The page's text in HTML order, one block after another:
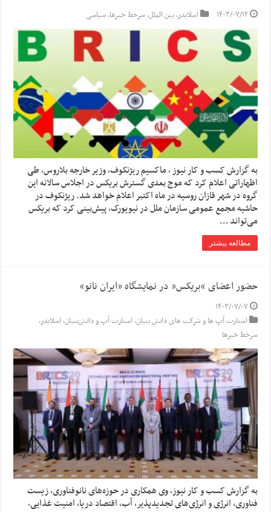
۱۴۰۳/۰۷/۱۲ اسلایدر,بین الملل,سرخط خبرها,سیاسی
به گزارش کسب و کار نیوز ، ماکسیم ریژنکوف، وزیر خارجه بلاروس، طی
اظهاراتی اعلام کرد که موج بعدی گسترش بریکس در اجلاس سالانه این
گروه در شهر قازان روسیه در ماه اکتبر اعلام خواهد شد. ریژنکوف در
حاشیه مجمع عمومی سازمان ملل در نیویورک، پیش‌بینی کرد که بریکس
می‌تواند …
مطالعه بیشتر
حضور اعضای “بریکس” در نمایشگاه «ایران نانو»
۱۴۰۳/۰۷/۰۷
استارت آپ ها و شرکت های دانش بنیان,استارت آپ‌ و دانش‌بنیان‌,اسلایدر,
سرخط خبرها
به گزارش کسب و کار نیوز، وی همکاری در حوزه‌های نانوفناوری، زیست
فناوری، انرژی و انرژی‌های تجدیدپذیر، آب، اقتصاد دریا، امنیت غذایی،